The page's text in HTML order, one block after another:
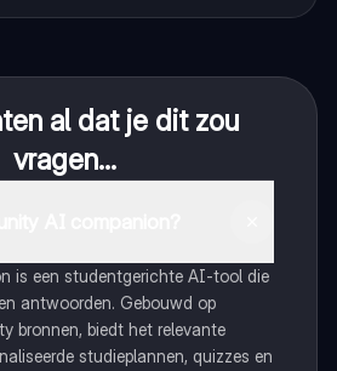
al dat je dit zou
vragen...
is een studentgerichte AI-tool die
antwoorden. Gebouwd op
bronnen, biedt het relevante
studieplannen, quizzes en